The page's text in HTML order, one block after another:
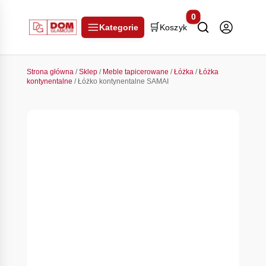
Kategorie 🛒 Koszyk
0
Strona główna/Sklep/ Meble tapicerowane /Łóżka/Łóżka
kontynentalne / Łóżko kontynentalne SAMAI